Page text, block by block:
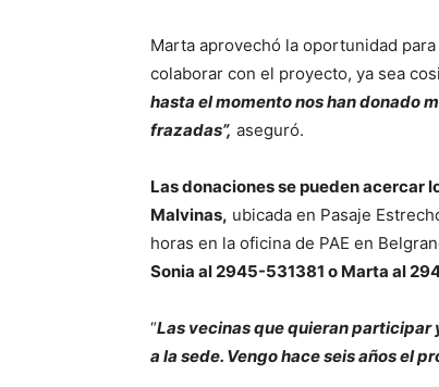
Marta aprovechó la oportunidad
colaborar con el proyecto, ya sea
hasta el momento nos han donado
frazadas”, aseguró.
Las donaciones se pueden acercar
Malvinas, ubicada en Pasaje
horas en la oficina de PAE en
Sonia al 2945-531381 o Marta al
“Las vecinas que quieran
a la sede. Vengo hace seis años el